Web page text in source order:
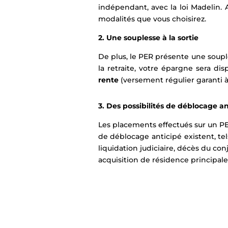
indépendant, avec la loi Madelin.
modalités que vous choisirez.
2. Une souplesse à la sortie
De plus, le PER présente une
la retraite, votre épargne sera
rente(versement régulier garanti
3. Des possibilités de déblocage
Les placements effectués sur un
de déblocage anticipé existent,
liquidation judiciaire, décès du
acquisition de résidence